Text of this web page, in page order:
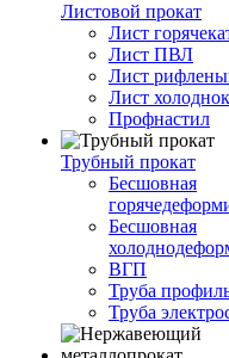
Листовой прокат
Лист
Лист ПВЛ
Лист
Лист
Профнастил
Трубный прокат
Бесшовная
Бесшовная
ВГП
Труба
Труба